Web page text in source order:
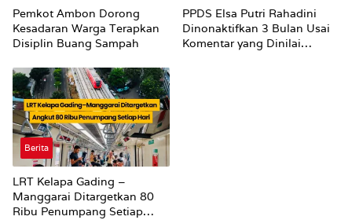
Pemkot Ambon Dorong
Kesadaran Warga Terapkan
Disiplin Buang Sampah
PPDS Elsa Putri Rahadini
Dinonaktifkan 3 Bulan Usai
Komentar yang Dinilai
Berita
LRT Kelapa Gading –
Manggarai Ditargetkan 80
Ribu Penumpang Setiap